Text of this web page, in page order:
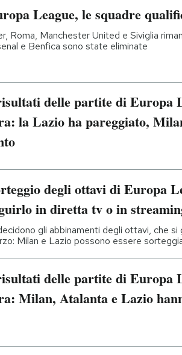
League, le squadre
Roma, Manchester United e Siviglia
e Benfica sono state eliminate
delle partite di Europa
la Lazio ha pareggiato,
degli ottavi di Europa
in diretta tv o in
gli abbinamenti degli ottavi, che si
Milan e Lazio possono essere
delle partite di Europa
Milan, Atalanta e Lazio